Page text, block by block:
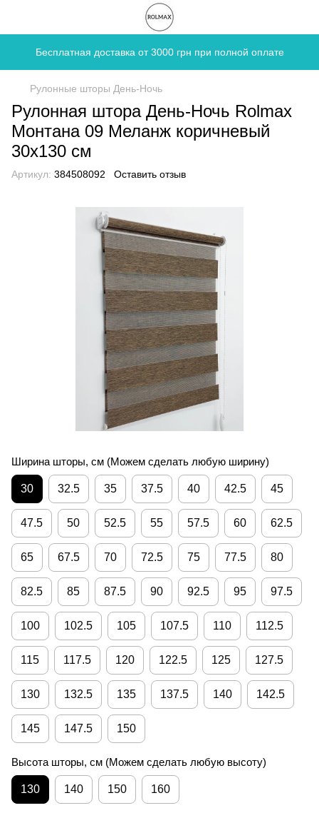
Бесплатная доставка от 3000 грн при полной оплате
Рулонные шторы День-Ночь
Рулонная штора День-Ночь Rolmax
Монтана 09 Меланж коричневый
30х130 см
Артикул: 384508092 Оставить отзыв
Ширина шторы, см (Можем сделать любую ширину)
30 32.5 35 37.5 40 42.5 45
47.5 50 52.5 55 57.5 60 62.5
65 67.5 70 72.5 75 77.5 80
82.5 85 87.5 90 92.5 95 97.5
100 102.5 105 107.5 110 112.5
115 117.5 120 122.5 125 127.5
130 132.5 135 137.5 140 142.5
145 147.5 150
Высота шторы, см (Можем сделать любую высоту)
130 140 150 160